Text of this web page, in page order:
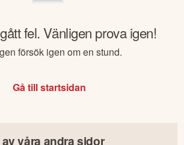
fel. Vänligen prova igen!
försök igen om en stund.
Gå till startsidan
våra andra sidor